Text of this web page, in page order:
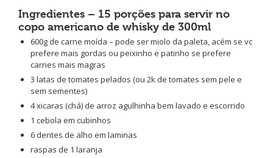
Ingredientes – 15 porções para servir no
copo americano de whisky de 300ml
600g de carne moída – pode ser miolo da paleta, acém se vc
prefere mais gordas ou peixinho e patinho se prefere
carnes mais magras
3 latas de tomates pelados (ou 2k de tomates sem pele e
sem sementes)
4 xicaras (chá) de arroz agulhinha bem lavado e escorrido
1 cebola em cubinhos
6 dentes de alho em laminas
raspas de 1 laranja